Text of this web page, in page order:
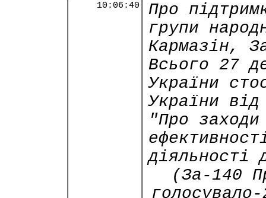
10:06:40
Про
групи
Кармазін,
Всього 27
України
України
"Про заходи
діяльності
(За-140